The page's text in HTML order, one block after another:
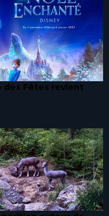
des Fêtes revient